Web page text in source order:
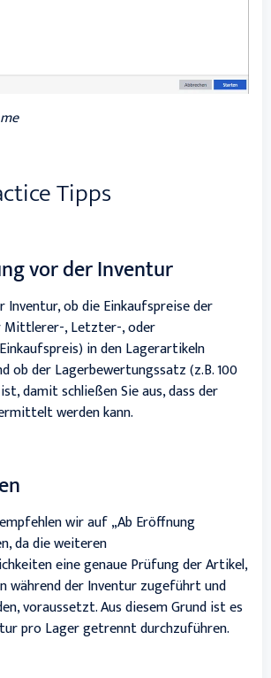
Tipps
vor der Inventur
Inventur, ob die Einkaufspreise der
Mittlerer-, Letzter-, oder
in den Lagerartikeln
ob der Lagerbewertungssatz (z.B. 100
damit schließen Sie aus, dass der
werden kann.
wir auf „Ab Eröffnung
da die weiteren
eine genaue Prüfung der Artikel,
während der Inventur zugeführt und
voraussetzt. Aus diesem Grund ist es
pro Lager getrennt durchzuführen.